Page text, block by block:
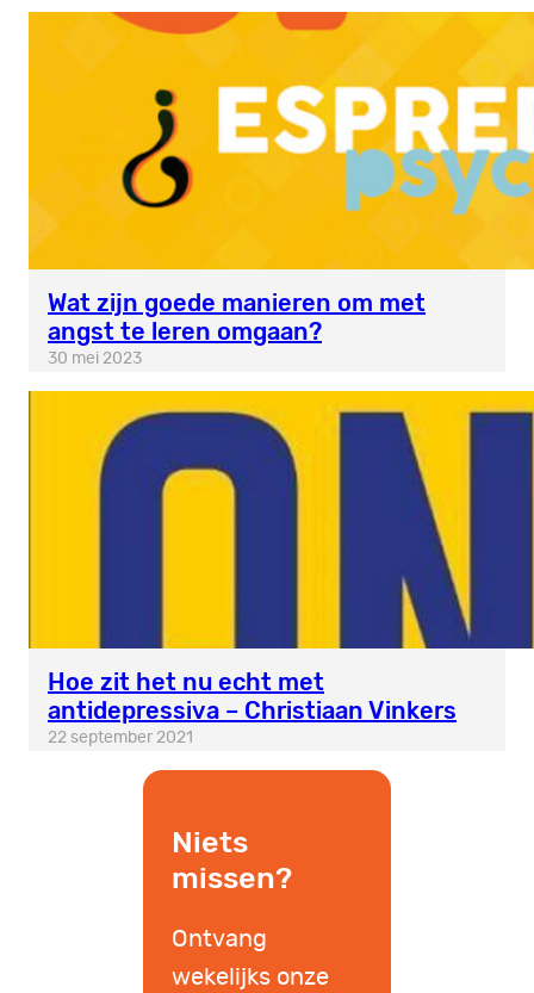
Wat zijn goede manieren om met
angst te leren omgaan?
30 mei 2023
Hoe zit het nu echt met
antidepressiva – Christiaan Vinkers
22 september 2021
Niets
missen?
Ontvang
wekelijks onze